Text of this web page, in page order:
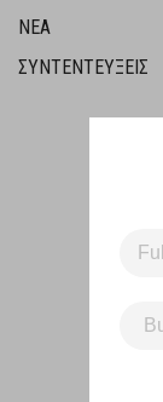
ΝΕΑ
ΣΥΝΤΕΝΤΕΥΞΕΙΣ